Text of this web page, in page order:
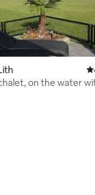
104 reviews
on the water